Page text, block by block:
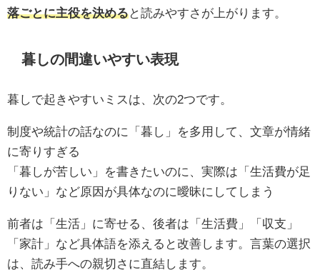
落ごとに主役を決めると読みやすさが上がります。
暮しの間違いやすい表現
暮しで起きやすいミスは、次の2つです。
制度や統計の話なのに「暮し」を多用して、文章が情緒
に寄りすぎる
「暮しが苦しい」を書きたいのに、実際は「生活費が足
りない」など原因が具体なのに曖昧にしてしまう
前者は「生活」に寄せる、後者は「生活費」「収支」
「家計」など具体語を添えると改善します。言葉の選択
は、読み手への親切さに直結します。